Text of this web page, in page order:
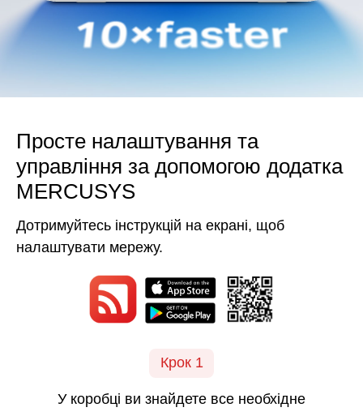
Просте налаштування та
управління за допомогою додатка
MERCUSYS
Дотримуйтесь інструкцій на екрані, щоб
налаштувати мережу.
Крок 1
У коробці ви знайдете все необхідне